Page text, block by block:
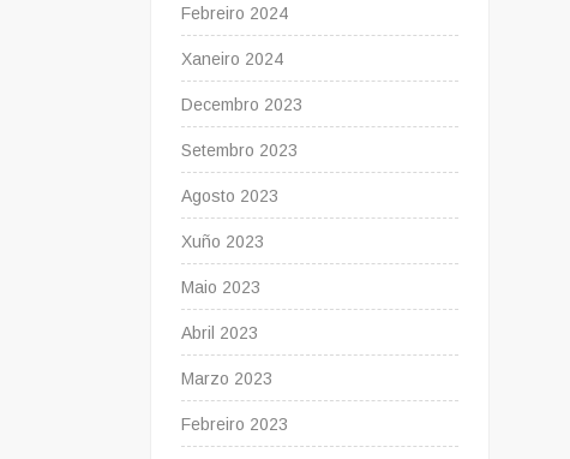
Febreiro 2024
Xaneiro 2024
Decembro 2023
Setembro 2023
Agosto 2023
Xuño 2023
Maio 2023
Abril 2023
Marzo 2023
Febreiro 2023